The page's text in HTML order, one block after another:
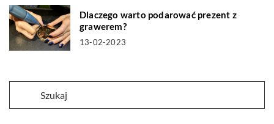
Dlaczego warto podarować prezent z
grawerem?
13-02-2023